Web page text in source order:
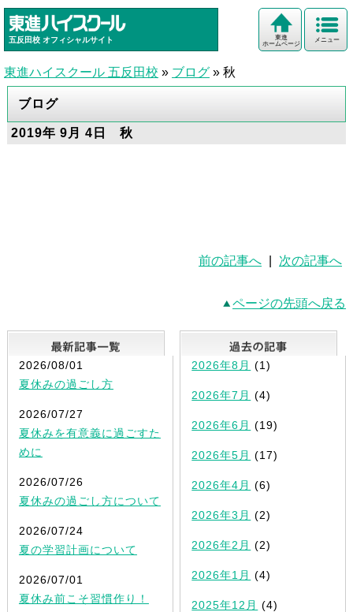
五反田校 オフィシャルサイト メニュー
東進
ホームページ
東進ハイスクール 五反田校 » ブログ » 秋
ブログ
2019年 9月 4日 秋
前の記事へ 次の記事へ
ページの先頭へ戻る
最新記事一覧
2026/08/01
夏休みの過ごし方
2026/07/27
夏休みを有意義に過ごすた
めに
2026/07/26
夏休みの過ごし方について
2026/07/24
夏の学習計画について
2026/07/01
夏休み前こそ習慣作り！
2026年8月 (1)
2026年7月 (4)
2026年6月 (19)
2026年5月 (17)
2026年4月 (6)
2026年3月 (2)
2026年2月 (2)
2026年1月 (4)
2025年12月 (4)